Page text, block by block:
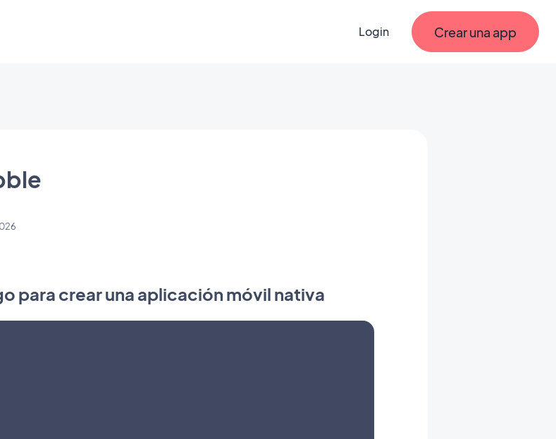
Login Crear una app
para crear una aplicación móvil nativa